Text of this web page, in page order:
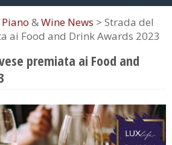
&Wine News > Strada del
ai Food and Drink Awards 2023
premiata ai Food and